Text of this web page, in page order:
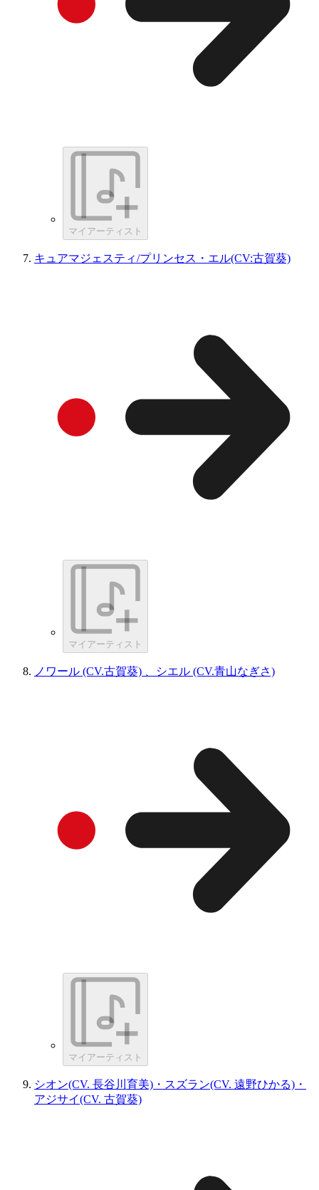
マイアーティスト
キュアマジェスティ/プリンセス・エル(CV:古賀葵)
マイアーティスト
ノワール (CV.古賀葵) 、シエル (CV.青山なぎさ)
マイアーティスト
シオン(CV. 長谷川育美)・スズラン(CV. 遠野ひかる)・
アジサイ(CV. 古賀葵)